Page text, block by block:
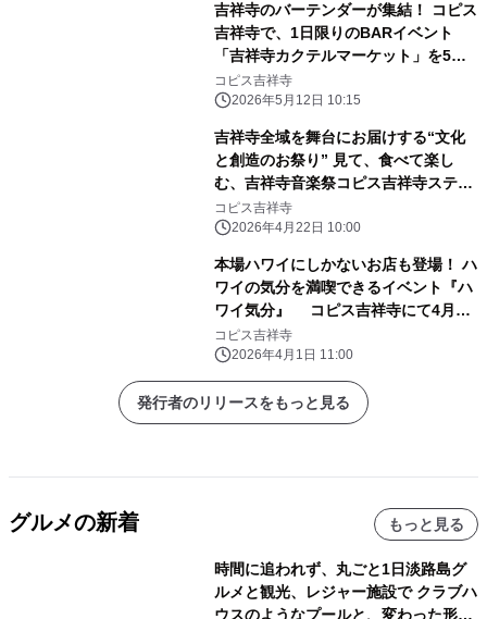
吉祥寺のバーテンダーが集結！ コピス
吉祥寺で、1日限りのBARイベント
「吉祥寺カクテルマーケット」を5月
24日(日)に開催！
コピス吉祥寺
2026年5月12日 10:15
吉祥寺全域を舞台にお届けする“文化
と創造のお祭り” 見て、食べて楽し
む、吉祥寺音楽祭コピス吉祥寺ステー
ジを 5月3日(日)～5月5日(火・祝)の3
日間開催！
コピス吉祥寺
2026年4月22日 10:00
本場ハワイにしかないお店も登場！ ハ
ワイの気分を満喫できるイベント『ハ
ワイ気分』 コピス吉祥寺にて4月25
日(土)～4月26日(日)に初開催！
コピス吉祥寺
2026年4月1日 11:00
発行者のリリースをもっと見る
グルメの新着 もっと見る
時間に追われず、丸ごと1日淡路島グ
ルメと観光、レジャー施設で クラブハ
ウスのようなプールと、変わった形の